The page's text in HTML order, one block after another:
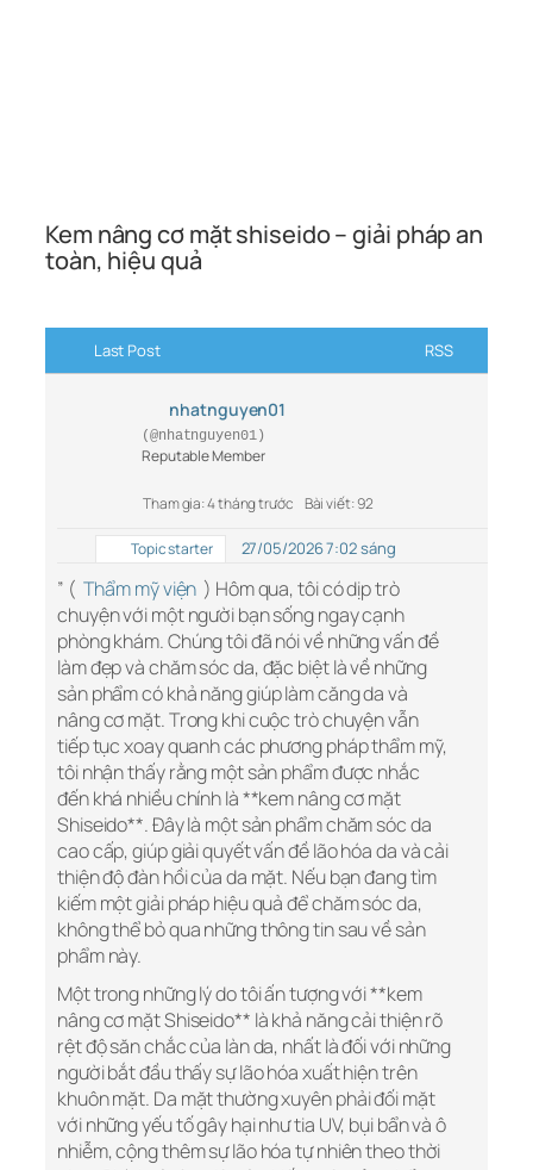
Kem nâng cơ mặt shiseido – giải pháp an
toàn, hiệu quả
Last Post RSS
nhatnguyen01
(@nhatnguyen01)
Reputable Member
Tham gia: 4 tháng trước Bài viết: 92
Topic starter 27/05/2026 7:02 sáng
” ( Thẩm mỹ viện ) Hôm qua, tôi có dịp trò
chuyện với một người bạn sống ngay cạnh
phòng khám. Chúng tôi đã nói về những vấn đề
làm đẹp và chăm sóc da, đặc biệt là về những
sản phẩm có khả năng giúp làm căng da và
nâng cơ mặt. Trong khi cuộc trò chuyện vẫn
tiếp tục xoay quanh các phương pháp thẩm mỹ,
tôi nhận thấy rằng một sản phẩm được nhắc
đến khá nhiều chính là **kem nâng cơ mặt
Shiseido**. Đây là một sản phẩm chăm sóc da
cao cấp, giúp giải quyết vấn đề lão hóa da và cải
thiện độ đàn hồi của da mặt. Nếu bạn đang tìm
kiếm một giải pháp hiệu quả để chăm sóc da,
không thể bỏ qua những thông tin sau về sản
phẩm này.
Một trong những lý do tôi ấn tượng với **kem
nâng cơ mặt Shiseido** là khả năng cải thiện rõ
rệt độ săn chắc của làn da, nhất là đối với những
người bắt đầu thấy sự lão hóa xuất hiện trên
khuôn mặt. Da mặt thường xuyên phải đối mặt
với những yếu tố gây hại như tia UV, bụi bẩn và ô
nhiễm, cộng thêm sự lão hóa tự nhiên theo thời